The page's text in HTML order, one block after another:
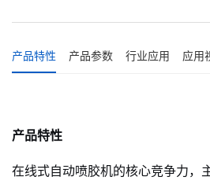
产品特性 产品参数 行业应用 应用
产品特性
在线式自动喷胶机的核心竞争力，